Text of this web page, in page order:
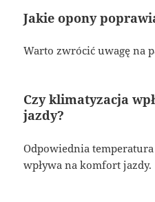
Jakie opony
Warto zwrócić uwagę na
Czy klimatyzacja
jazdy?
Odpowiednia
wpływa na komfort jazdy.